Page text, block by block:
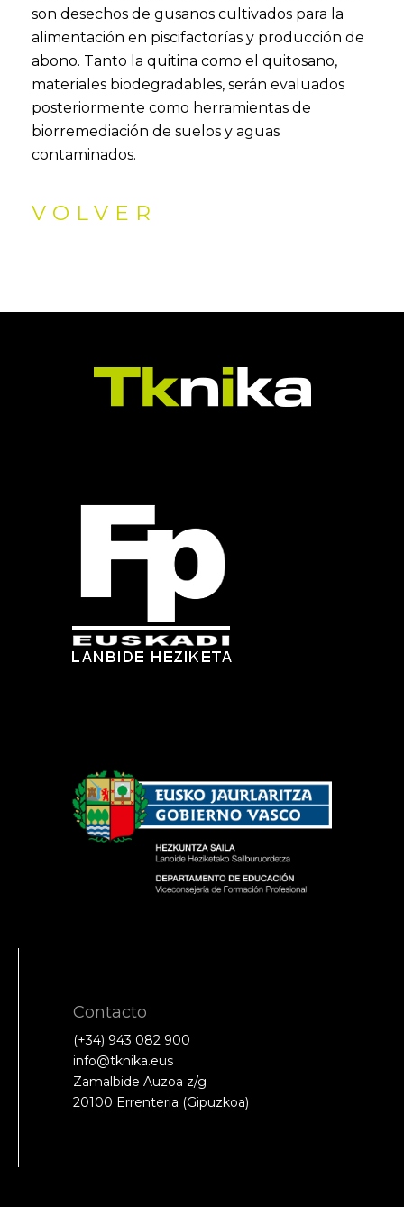
son desechos de gusanos cultivados para la
alimentación en piscifactorías y producción de
abono. Tanto la quitina como el quitosano,
materiales biodegradables, serán evaluados
posteriormente como herramientas de
biorremediación de suelos y aguas
contaminados.
VOLVER
Contacto
(+34) 943 082 900
info@tknika.eus
Zamalbide Auzoa z/g
20100 Errenteria (Gipuzkoa)